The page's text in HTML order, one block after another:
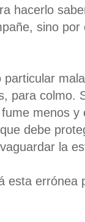
hacerlo
sino por
particular
para colmo.
menos y
debe
la
esta errónea